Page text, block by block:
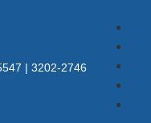
| 3202-2746